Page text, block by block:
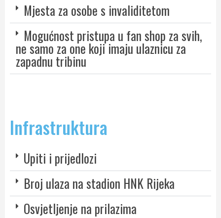
Mjesta za osobe s invaliditetom
Mogućnost pristupa u fan shop za svih,
ne samo za one koji imaju ulaznicu za
zapadnu tribinu
Infrastruktura
Upiti i prijedlozi
Broj ulaza na stadion HNK Rijeka
Osvjetljenje na prilazima